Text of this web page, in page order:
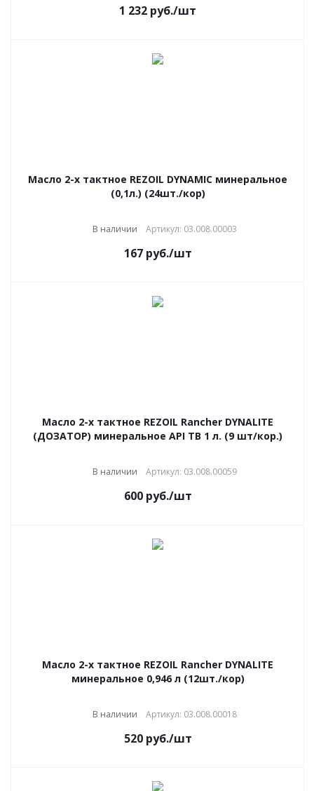
1 232 руб./шт
Масло 2-х тактное REZOIL DYNAMIC минеральное
(0,1л.) (24шт./кор)
В наличии Артикул: 03.008.00003
167руб./шт
Масло 2-х тактное REZOIL Rancher DYNALITE
(ДОЗАТОР) минеральное API ТВ 1 л. (9 шт/кор.)
В наличии Артикул: 03.008.00059
600руб./шт
Масло 2-х тактное REZOIL Rancher DYNALITE
минеральное 0,946 л (12шт./кор)
В наличии Артикул: 03.008.00018
520руб./шт